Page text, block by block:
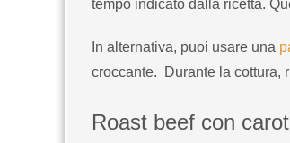
tempo indicato dalla ricetta.
In alternativa, puoi usare una
croccante. Durante la cottura,
Roast beef con